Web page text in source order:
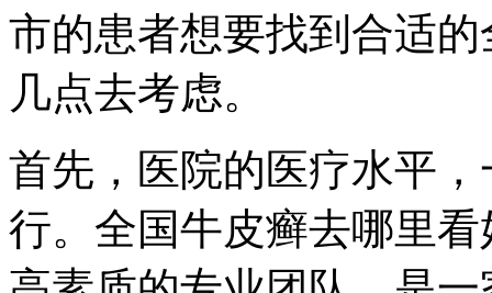
市的患者想要找到合适
几点去考虑。
首先，医院的医疗水平
行。全国牛皮癣去哪里